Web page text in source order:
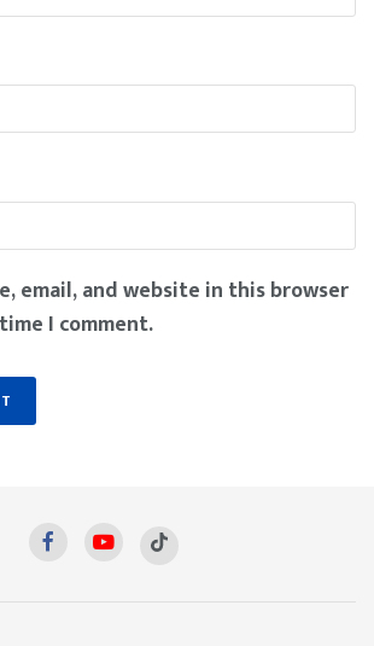
email, and website in this browser
I comment.